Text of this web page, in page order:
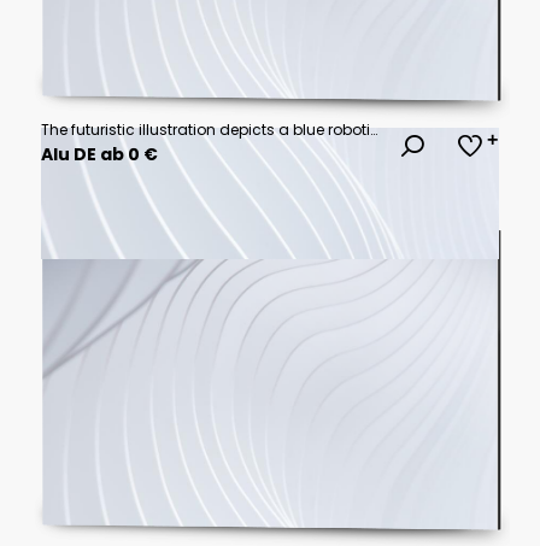
The futuristic illustration depicts a blue robotic face with geometric shapes on a dark blue background
Alu DE ab 0 €